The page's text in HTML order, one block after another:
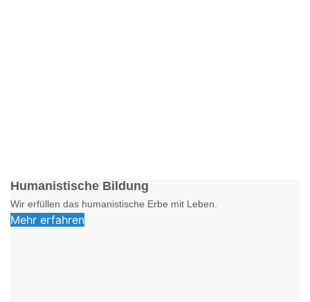
Humanistische Bildung
Wir erfüllen das humanistische Erbe mit Leben.
Mehr erfahren